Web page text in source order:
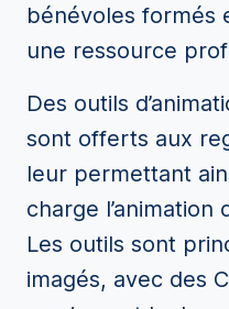
bénévoles formés
une ressource
Des outils
sont offerts aux
leur permettant
charge l’animation
Les outils sont
imagés, avec des